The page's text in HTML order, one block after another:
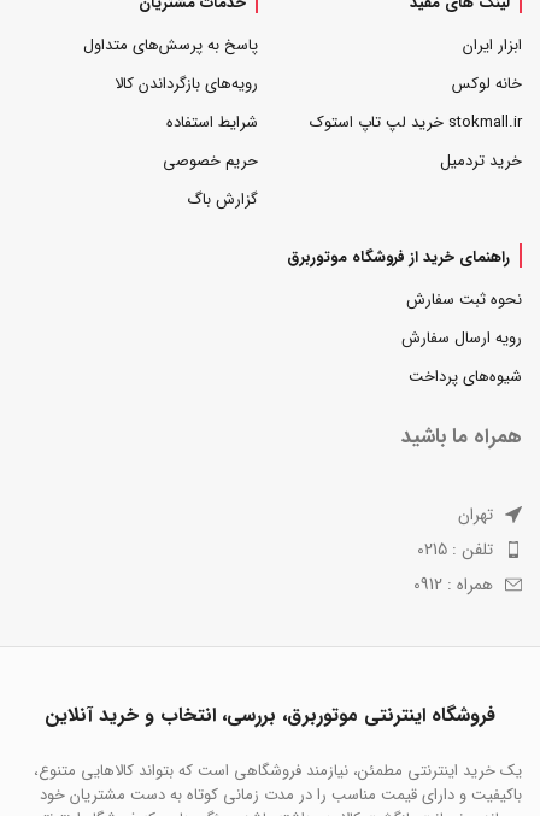
ابزار ایران
خانه لوکس
stokmall.ir خرید لپ تاپ استوک
خرید تردمیل
پاسخ به پرسش‌های متداول
رویه‌های بازگرداندن کالا
شرایط استفاده
حریم خصوصی
گزارش باگ
راهنمای خرید از فروشگاه موتوربرق
نحوه ثبت سفارش
رویه ارسال سفارش
شیوه‌های پرداخت
همراه ما باشید
تهران
تلفن : 0215
همراه : 0912
فروشگاه اینترنتی موتوربرق، بررسی، انتخاب و خرید آنلاین
یک خرید اینترنتی مطمئن، نیازمند فروشگاهی است که بتواند کالاهایی متنوع،
باکیفیت و دارای قیمت مناسب را در مدت زمانی کوتاه به دست مشتریان خود